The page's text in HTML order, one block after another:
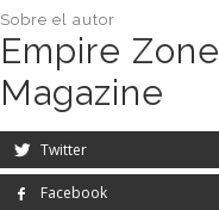
Sobre el autor
Empire Zone
Magazine
Twitter
Facebook